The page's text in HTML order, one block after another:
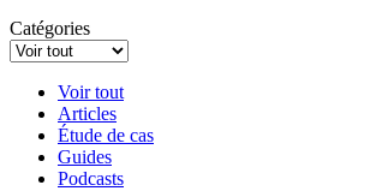
Catégories
Voir tout
Articles
Étude de cas
Guides
Podcasts